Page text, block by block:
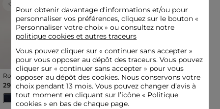
Previous Next
Robe tricot col rond bleu
marine femme
29,00 €
Previous
Robe courte fluide
multicolore femme
35,00 €
Pour obtenir davantage d'informations et/ou pour
personnaliser vos préférences, cliquez sur le bouton «
Personnaliser votre choix » ou consultez notre
politique cookies et autres traceurs
Vous pouvez cliquer sur « continuer sans accepter»
pour vous opposer au dépôt des traceurs. Vous pouvez
cliquer sur « continuer sans accepter » pour vous
opposer au dépôt des cookies. Nous conservons votre
choix pendant 13 mois. Vous pouvez changer d’avis à
tout moment en cliquant sur l’icône « Politique
cookies » en bas de chaque page.